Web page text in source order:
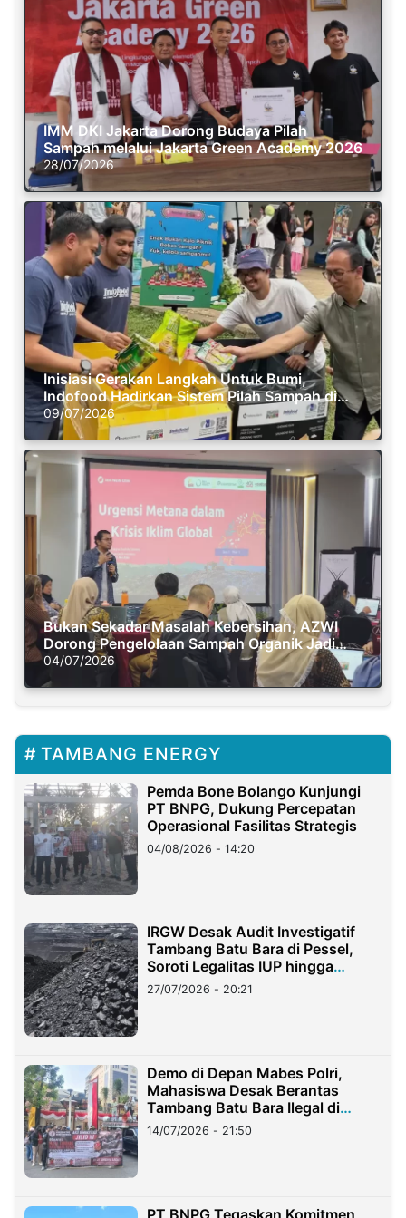
IMM DKI Jakarta Dorong Budaya Pilah
Sampah melalui Jakarta Green Academy 2026
28/07/2026
Inisiasi Gerakan Langkah Untuk Bumi,
Indofood Hadirkan Sistem Pilah Sampah di
Semasa Piknik
09/07/2026
Bukan Sekadar Masalah Kebersihan, AZWI
Dorong Pengelolaan Sampah Organik Jadi
Solusi Krisis Iklim
04/07/2026
TAMBANG ENERGY
Pemda Bone Bolango Kunjungi
PT BNPG, Dukung Percepatan
Operasional Fasilitas Strategis
04/08/2026 - 14:20
IRGW Desak Audit Investigatif
Tambang Batu Bara di Pessel,
Soroti Legalitas IUP hingga
Stockpile
27/07/2026 - 20:21
Demo di Depan Mabes Polri,
Mahasiswa Desak Berantas
Tambang Batu Bara Ilegal di
Lampung
14/07/2026 - 21:50
PT BNPG Tegaskan Komitmen